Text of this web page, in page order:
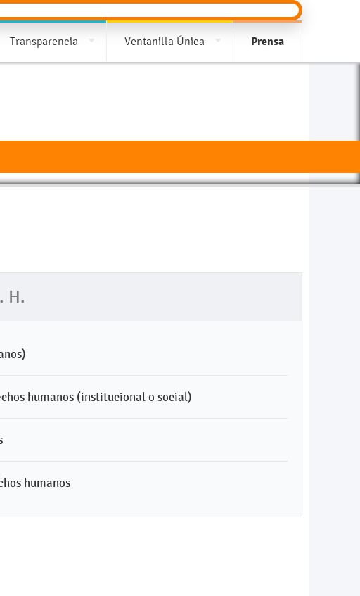
Transparencia Ventanilla Única Prensa
H.
humanos (institucional o social)
humanos